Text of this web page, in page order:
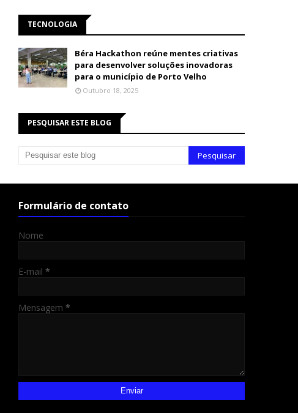
TECNOLOGIA
Béra Hackathon reúne mentes criativas
para desenvolver soluções inovadoras
para o município de Porto Velho
Outubro 18, 2025
PESQUISAR ESTE BLOG
Formulário de contato
Nome
E-mail *
Mensagem *